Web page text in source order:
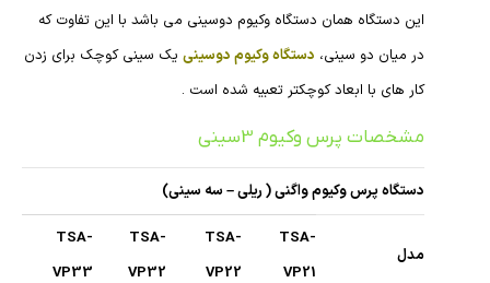
این دستگاه همان دستگاه وکیوم دوسینی می باشد با این تفاوت که
در میان دو سینی، دستگاه وکیوم دوسینی یک سینی کوچک برای زدن
کار های با ابعاد کوچکتر تعبیه شده است .
مشخصات پرس وکیوم 3سینی
دستگاه پرس وکیوم واگنی ( ریلی – سه سینی)
مدل
TSA-
VP21
TSA-
VP22
TSA-
VP32
TSA-
VP33